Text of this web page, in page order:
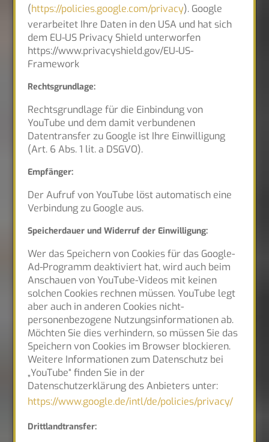
(https://policies.google.com/privacy). Google
verarbeitet Ihre Daten in den USA und hat sich
dem EU-US Privacy Shield unterworfen
https://www.privacyshield.gov/EU-US-
Framework
Rechtsgrundlage:
Rechtsgrundlage für die Einbindung von
YouTube und dem damit verbundenen
Datentransfer zu Google ist Ihre Einwilligung
(Art. 6 Abs. 1 lit. a DSGVO).
Empfänger:
Der Aufruf von YouTube löst automatisch eine
Verbindung zu Google aus.
Speicherdauer und Widerruf der Einwilligung:
Wer das Speichern von Cookies für das Google-
Ad-Programm deaktiviert hat, wird auch beim
Anschauen von YouTube-Videos mit keinen
solchen Cookies rechnen müssen. YouTube legt
aber auch in anderen Cookies nicht-
personenbezogene Nutzungsinformationen ab.
Möchten Sie dies verhindern, so müssen Sie das
Speichern von Cookies im Browser blockieren.
Weitere Informationen zum Datenschutz bei
„YouTube“ finden Sie in der
Datenschutzerklärung des Anbieters unter:
https://www.google.de/intl/de/policies/privacy/
Drittlandtransfer: